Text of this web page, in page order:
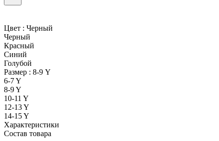
Цвет : Черный
Черный
Красный
Синий
Голубой
Размер : 8-9 Y
6-7 Y
8-9 Y
10-11 Y
12-13 Y
14-15 Y
Характеристики
Состав товара